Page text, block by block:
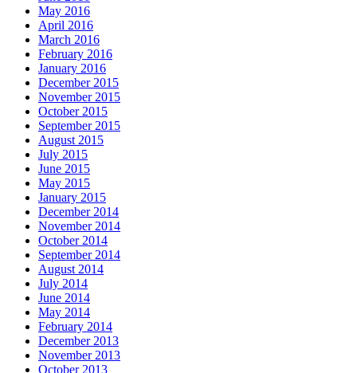
May 2016
April 2016
March 2016
February 2016
January 2016
December 2015
November 2015
October 2015
September 2015
August 2015
July 2015
June 2015
May 2015
January 2015
December 2014
November 2014
October 2014
September 2014
August 2014
July 2014
June 2014
May 2014
February 2014
December 2013
November 2013
October 2013